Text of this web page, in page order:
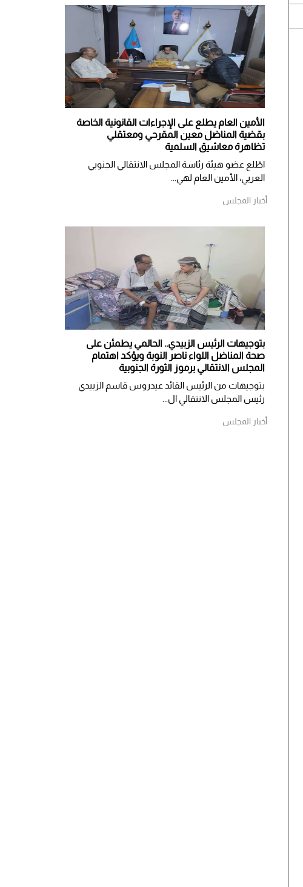
الأمين العام يطلع على الإجراءات القانونية الخاصة
بقضية المناضل معين المقرحي ومعتقلي
تظاهرة معاشيق السلمية
اطّلع عضو هيئة رئاسة المجلس الانتقالي الجنوبي
العربي، الأمين العام لهي...
أخبار المجلس
بتوجيهات الرئيس الزبيدي.. الحالمي يطمئن على
صحة المناضل اللواء ناصر النوبة ويؤكد اهتمام
المجلس الانتقالي برموز الثورة الجنوبية
بتوجيهات من الرئيس القائد عيدروس قاسم الزبيدي
رئيس المجلس الانتقالي ال...
أخبار المجلس